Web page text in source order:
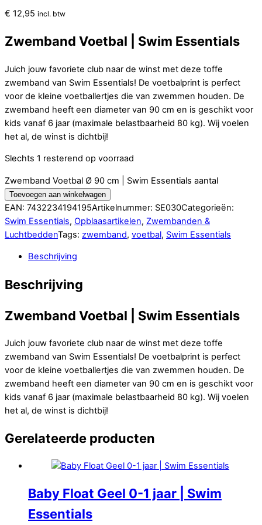
€ 12,95 incl. btw
Zwemband Voetbal | Swim Essentials
Juich jouw favoriete club naar de winst met deze toffe
zwemband van Swim Essentials! De voetbalprint is perfect
voor de kleine voetballertjes die van zwemmen houden. De
zwemband heeft een diameter van 90 cm en is geschikt voor
kids vanaf 6 jaar (maximale belastbaarheid 80 kg). Wij voelen
het al, de winst is dichtbij!
Slechts 1 resterend op voorraad
Zwemband Voetbal Ø 90 cm | Swim Essentials aantal
Toevoegen aan winkelwagen
EAN: 7432234194195Artikelnummer: SE030Categorieën:
Swim Essentials, Opblaasartikelen, Zwembanden &
LuchtbeddenTags: zwemband, voetbal, Swim Essentials
Beschrijving
Beschrijving
Zwemband Voetbal | Swim Essentials
Juich jouw favoriete club naar de winst met deze toffe
zwemband van Swim Essentials! De voetbalprint is perfect
voor de kleine voetballertjes die van zwemmen houden. De
zwemband heeft een diameter van 90 cm en is geschikt voor
kids vanaf 6 jaar (maximale belastbaarheid 80 kg). Wij voelen
het al, de winst is dichtbij!
Gerelateerde producten
Baby Float Geel 0-1 jaar | Swim
Essentials